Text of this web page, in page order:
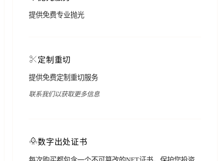
提供免费专业抛光
定制重切
提供免费定制重切服务
联系我们以获取更多信息
数字出处证书